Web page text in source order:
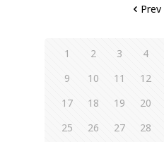
Prev
1 2 3 4
9
10 11 12
17
18 19 20
25
26 27 28